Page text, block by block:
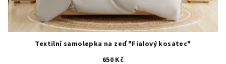
Textilní samolepka na zeď "Fialový kosatec"
650 Kč